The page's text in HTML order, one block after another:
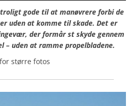
gode til at manøvrere forbi de
uden at komme til skade. Det er
der formår st skyde gennem
– uden at ramme propelbladene.
større fotos